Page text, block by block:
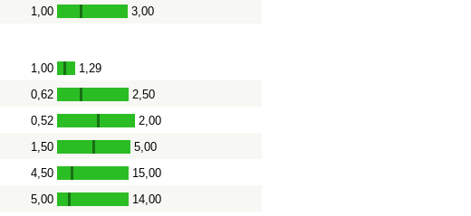
1,00 - 3,00
1,00 - 1,29
0,62 - 2,50
0,52 - 2,00
1,50 - 5,00
4,50 - 15,00
5,00 - 14,00